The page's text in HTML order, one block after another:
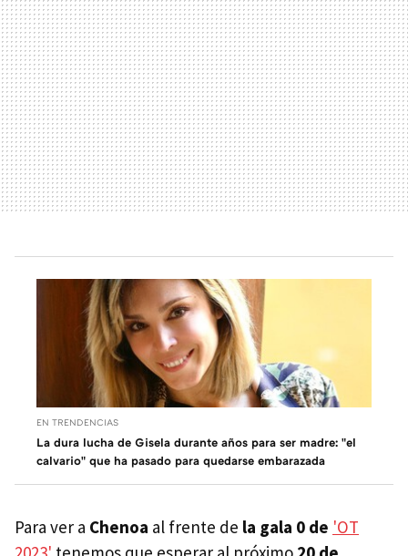
EN TRENDENCIAS
La dura lucha de Gisela durante años para ser madre: "el
calvario" que ha pasado para quedarse embarazada
Para ver a Chenoa al frente de la gala 0 de 'OT